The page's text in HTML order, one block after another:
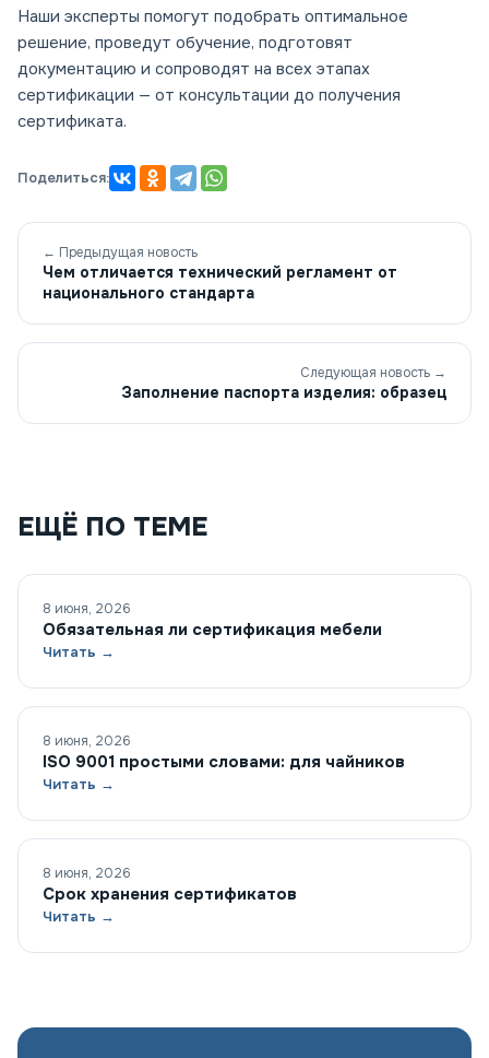
Наши эксперты помогут подобрать оптимальное
решение, проведут обучение, подготовят
документацию и сопроводят на всех этапах
сертификации — от консультации до получения
сертификата.
Поделиться:
← Предыдущая новость
Чем отличается технический регламент от
национального стандарта
Следующая новость →
Заполнение паспорта изделия: образец
ЕЩЁ ПО ТЕМЕ
8 июня, 2026
Обязательная ли сертификация мебели
Читать →
8 июня, 2026
ISO 9001 простыми словами: для чайников
Читать →
8 июня, 2026
Срок хранения сертификатов
Читать →